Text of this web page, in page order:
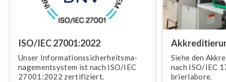
ISO/IEC 27001:2022
Unser In­for­ma­ti­ons­si­cher­heits­ma­
nage­ment­sys­tem ist nach ISO/IEC
27001:2022 zer­ti­fi­ziert.
Siehe den
nach ISO/IEC
brier­la­bo­re.